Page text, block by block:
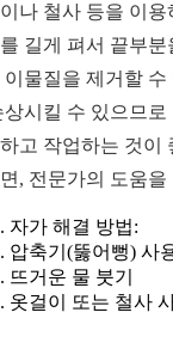
나 철사 등을 이
길게 펴서 끝부
이물질을 제거할
상시킬 수 있으므
고 작업하는 것이
, 전문가의 도움
자가 해결 방법:
압축기(뚫어뻥) 사
뜨거운 물 붓기
옷걸이 또는 철사